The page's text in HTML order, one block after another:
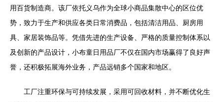
用百货制造商。该厂依托义乌作为全球小商品集散中心的区位优
势，致力于生产和供应各类日常消费品，包括清洁用品、厨房用
具、家居装饰品等。凭借先进的生产设备、严格的质量控制体系以
及创新的产品设计，小布童日用品厂不仅在国内市场赢得了良好声
誉，还积极拓展海外业务，产品远销多个国家和地区。
工厂注重环保与可持续发展，采用可回收材料，并不断优化生